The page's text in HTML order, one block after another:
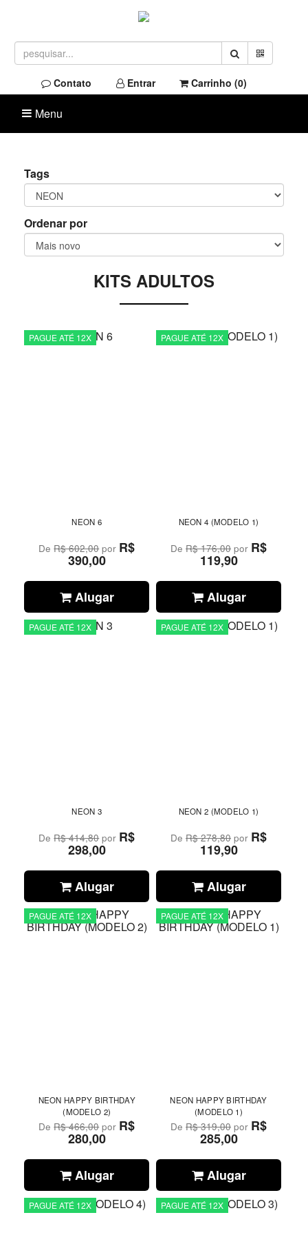
Contato Entrar Carrinho (0)
Menu
Tags
Ordenar por
KITS ADULTOS
PAGUE ATÉ 12X
NEON 6
DeR$ 602,00por R$
390,00
Alugar
PAGUE ATÉ 12X
NEON 4 (MODELO 1)
DeR$ 176,00 por R$
119,90
Alugar
PAGUE ATÉ 12X
NEON 3
DeR$ 414,80por R$
298,00
Alugar
PAGUE ATÉ 12X
NEON 2 (MODELO 1)
DeR$ 278,80 por R$
119,90
Alugar
PAGUE ATÉ 12X
NEON HAPPY BIRTHDAY
(MODELO 2)
DeR$ 466,00por R$
280,00
Alugar
PAGUE ATÉ 12X
NEON HAPPY BIRTHDAY
(MODELO 1)
DeR$ 319,00 por R$
285,00
Alugar
PAGUE ATÉ 12X PAGUE ATÉ 12X